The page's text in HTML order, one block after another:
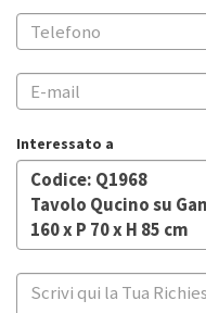
Interessato a